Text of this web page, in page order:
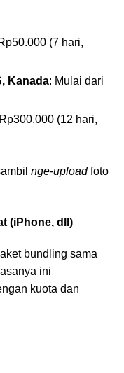
(7 hari,
Kanada: Mulai dari
(12 hari,
nge-upload foto
(iPhone, dll)
bundling sama
ini
kuota dan